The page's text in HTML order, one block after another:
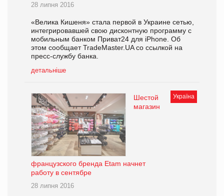
28 липня 2016
«Велика Кишеня» стала первой в Украине сетью,
интегрировавшей свою дисконтную программу с
мобильным банком Приват24 для iPhone. Об
этом сообщает TradeMaster.UA со ссылкой на
пресс-службу банка.
детальніше
Україна
Шестой
магазин
французского бренда Etam начнет
работу в сентябре
28 липня 2016